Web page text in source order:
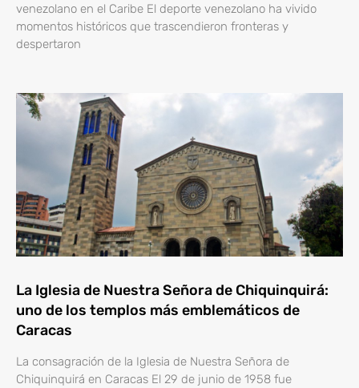
venezolano en el Caribe El deporte venezolano ha vivido
momentos históricos que trascendieron fronteras y
despertaron
La Iglesia de Nuestra Señora de Chiquinquirá:
uno de los templos más emblemáticos de
Caracas
La consagración de la Iglesia de Nuestra Señora de
Chiquinquirá en Caracas El 29 de junio de 1958 fue